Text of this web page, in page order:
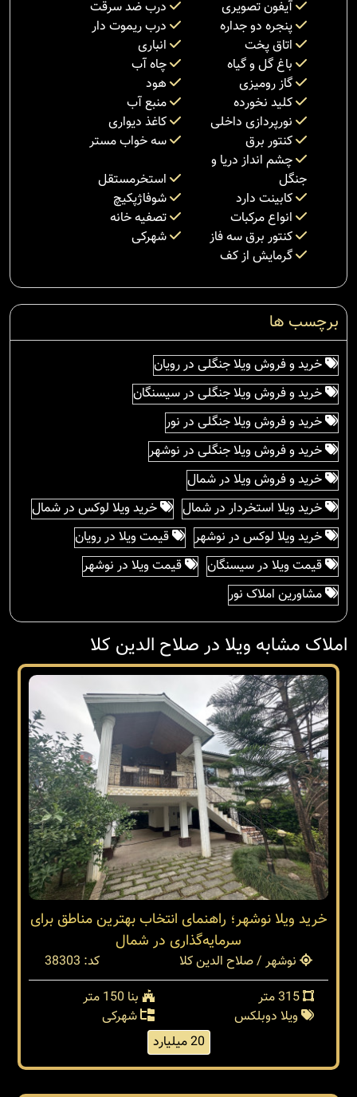
آیفون تصویری
درب ضد سرقت
پنجره دو جداره
درب ریموت دار
اتاق پخت
انباری
باغ گل و گیاه
چاه آب
گاز رومیزی
هود
کلید نخورده
منبع آب
نورپردازی داخلی
کاغذ دیواری
کنتور برق
سه خواب مستر
چشم انداز دریا و
جنگل
استخرمستقل
کابینت دارد
شوفاژپکیچ
انواع مرکبات
تصفیه خانه
کنتور برق سه فاز
شهرکی
گرمایش از کف
برچسب ها
خرید و فروش ویلا جنگلی در رویان
خرید و فروش ویلا جنگلی در سیسنگان
خرید و فروش ویلا جنگلی در نور
خرید و فروش ویلا جنگلی در نوشهر
خرید و فروش ویلا در شمال
خرید ویلا استخردار در شمال
خرید ویلا لوکس در شمال
خرید ویلا لوکس در نوشهر
قیمت ویلا در رویان
قیمت ویلا در سیسنگان
قیمت ویلا در نوشهر
مشاورین املاک نور
املاک مشابه ویلا در صلاح الدین کلا
خرید ویلا نوشهر؛ راهنمای انتخاب بهترین مناطق برای
سرمایه‌گذاری در شمال
نوشهر / صلاح الدین کلا
کد: 38303
بنا 150 متر
ویلا دوبلکس
شهرکی
20 میلیارد